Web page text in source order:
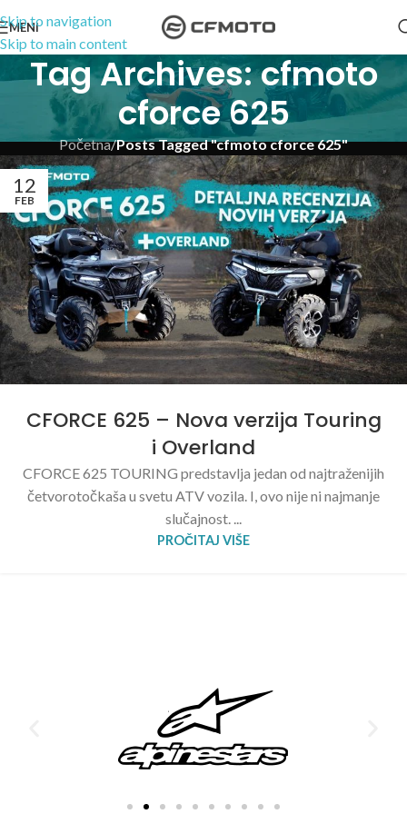
Skip to navigation
Skip to main content
MENI
Tag Archives: cfmoto
cforce 625
Početna/Posts Tagged "cfmoto cforce 625"
12
FEB
CFORCE 625 – Nova verzija Touring
i Overland
CFORCE 625 TOURING predstavlja jedan od najtraženijih
četvorotočkaša u svetu ATV vozila. I, ovo nije ni najmanje
slučajnost. ...
PROČITAJ VIŠE